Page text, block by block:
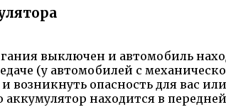
выключен и автомобиль
(у автомобилей с
возникнуть опасность для вас
находится в